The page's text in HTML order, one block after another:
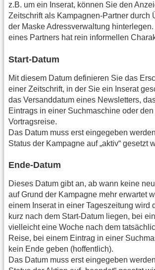
z.B. um ein Inserat, können Sie den
Zeitschrift als Kampagnen-Partner durch
der Maske Adressverwaltung
eines Partners hat rein informellen
Start-Datum
Mit diesem Datum definieren Sie das
einer Zeitschrift, in der Sie ein Inserat
das Versanddatum eines Newsletters,
Eintrags in einer Suchmaschine oder
Vortragsreise.
Das Datum muss erst eingegeben
Status der Kampagne auf „aktiv“ gesetzt
Ende-Datum
Dieses Datum gibt an, ab wann keine
auf Grund der Kampagne mehr erwartet
einem Inserat in einer Tageszeitung wird
kurz nach dem Start-Datum liegen, bei
vielleicht eine Woche nach dem
Reise, bei einem Eintrag in einer
kein Ende geben (hoffentlich).
Das Datum muss erst eingegeben